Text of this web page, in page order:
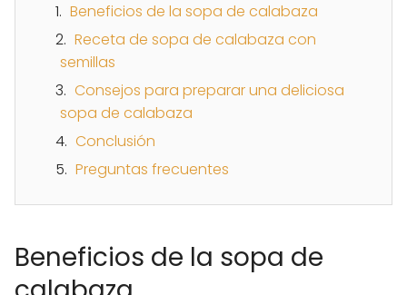
Beneficios de la sopa de calabaza
Receta de sopa de calabaza con
semillas
Consejos para preparar una deliciosa
sopa de calabaza
Conclusión
Preguntas frecuentes
Beneficios de la sopa de